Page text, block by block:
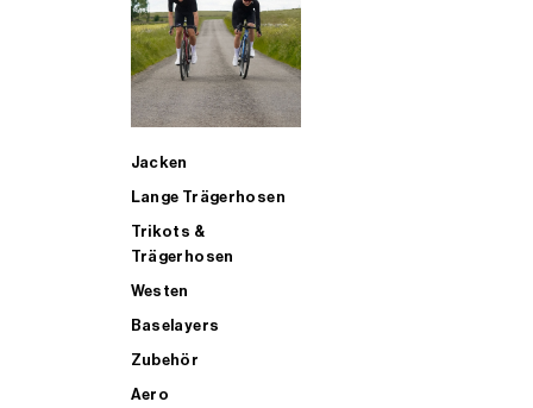
Jacken
Lange Trägerhosen
Trikots &
Trägerhosen
Westen
Baselayers
Zubehör
Aero
ALLE TRIATHLONARTIKEL FÜR MÄNNER KAUFEN